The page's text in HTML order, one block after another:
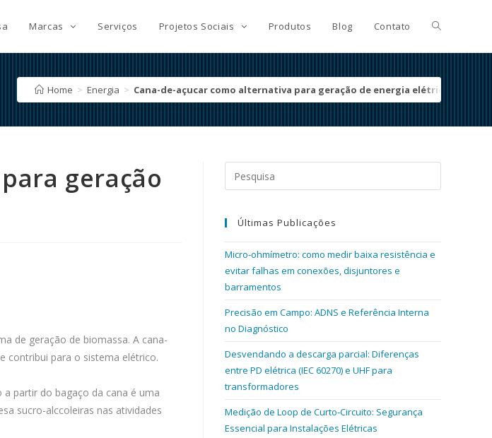
Marcas Serviços Projetos Sociais Produtos Blog Contato
Home > Energia > Cana-de-açucar como alternativa para geração de energia elétrica
geração
de geração de biomassa. A cana-
contribui para o sistema elétrico.
partir do bagaço da cana é uma
sucro-alccoleiras nas atividades
Últimas Publicações
Micro-ohmímetro: como medir baixa resistência e
evitar falhas em conexões, disjuntores e
barramentos
Precisão em Campo: ADNS e Referência Interna
no Diagnóstico
Desvendando a descarga parcial: Diferenças
entre PD elétrica (IEC 60270) e UHF para
transformadores
Medição de Loop de Curto-Circuito: Segurança
Essencial para Instalações Elétricas